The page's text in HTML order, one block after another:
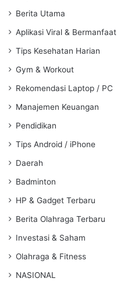
Berita Utama
Aplikasi Viral & Bermanfaat
Tips Kesehatan Harian
Gym & Workout
Rekomendasi Laptop / PC
Manajemen Keuangan
Pendidikan
Tips Android / iPhone
Daerah
Badminton
HP & Gadget Terbaru
Berita Olahraga Terbaru
Investasi & Saham
Olahraga & Fitness
NASIONAL